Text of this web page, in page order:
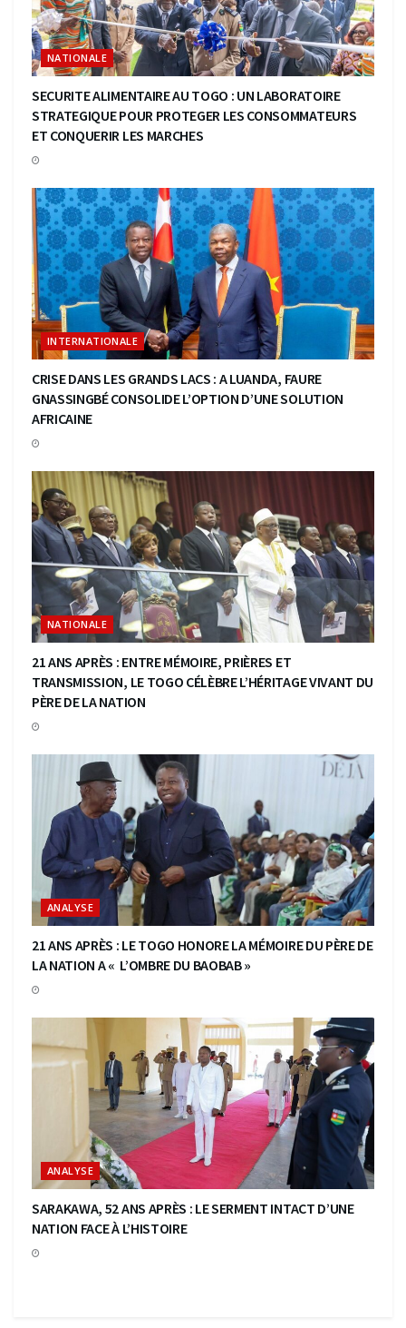
NATIONALE
SECURITE ALIMENTAIRE AU TOGO : UN LABORATOIRE
STRATEGIQUE POUR PROTEGER LES CONSOMMATEURS
ET CONQUERIR LES MARCHES
INTERNATIONALE
CRISE DANS LES GRANDS LACS : A LUANDA, FAURE
GNASSINGBÉ CONSOLIDE L’OPTION D’UNE SOLUTION
AFRICAINE
NATIONALE
21 ANS APRÈS : ENTRE MÉMOIRE, PRIÈRES ET
TRANSMISSION, LE TOGO CÉLÈBRE L’HÉRITAGE VIVANT DU
PÈRE DE LA NATION
ANALYSE
21 ANS APRÈS : LE TOGO HONORE LA MÉMOIRE DU PÈRE DE
LA NATION A « L’OMBRE DU BAOBAB »
ANALYSE
SARAKAWA, 52 ANS APRÈS : LE SERMENT INTACT D’UNE
NATION FACE À L’HISTOIRE